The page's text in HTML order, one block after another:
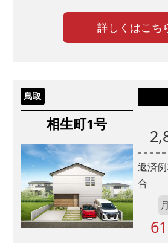
詳しくはこち
鳥取
相生町1号
返済例
合
弊社からのご案内
ご紹介
ご紹介者様のお名前をご記入くださ